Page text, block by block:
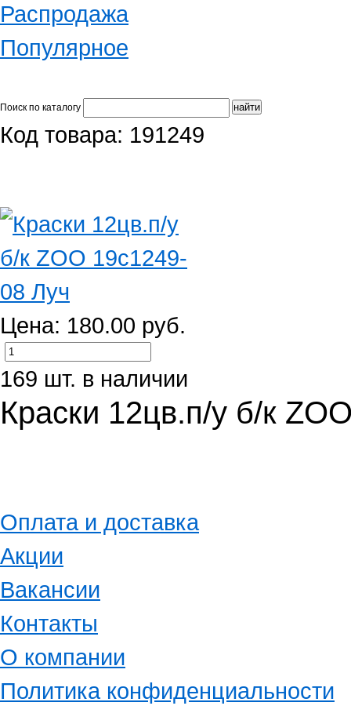
Распродажа
Популярное
Поиск по каталогу
Код товара: 191249
Цена: 180.00 руб.
169 шт. в наличии
Краски 12цв.п/у б/к
Оплата и доставка
Акции
Вакансии
Контакты
О компании
Политика конфиденциальности